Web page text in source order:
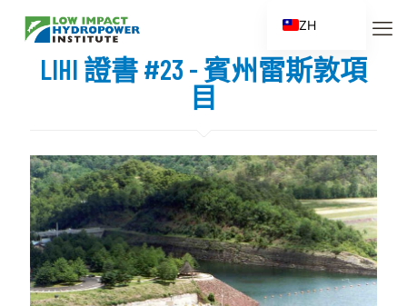
LIHI 證書 #23 - 賓州雷斯敦項
目
ZH
EN
ES